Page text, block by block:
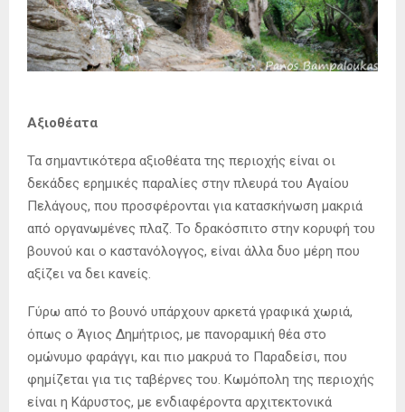
Αξιοθέατα
Τα σημαντικότερα αξιοθέατα της περιοχής είναι οι
δεκάδες ερημικές παραλίες στην πλευρά του Αγαίου
Πελάγους, που προσφέρονται για κατασκήνωση μακριά
από οργανωμένες πλαζ. Το δρακόσπιτο στην κορυφή του
βουνού και ο καστανόλογγος, είναι άλλα δυο μέρη που
αξίζει να δει κανείς.
Γύρω από το βουνό υπάρχουν αρκετά γραφικά χωριά,
όπως ο Άγιος Δημήτριος, με πανοραμική θέα στο
ομώνυμο φαράγγι, και πιο μακρυά το Παραδείσι, που
φημίζεται για τις ταβέρνες του. Κωμόπολη της περιοχής
είναι η Κάρυστος, με ενδιαφέροντα αρχιτεκτονικά